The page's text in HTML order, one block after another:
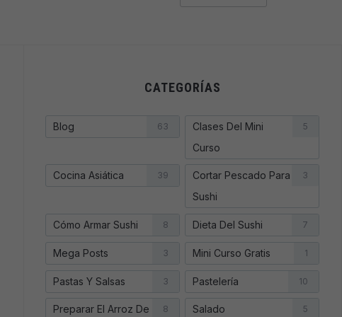
CATEGORÍAS
Blog 63
Clases Del Mini
Curso
5
Cocina Asiática 39
Cortar Pescado Para
Sushi
3
Cómo Armar Sushi 8 Dieta Del Sushi 7
Mega Posts 3 Mini Curso Gratis 1
Pastas Y Salsas 3 Pastelería 10
Preparar El Arroz De 8 Salado 5